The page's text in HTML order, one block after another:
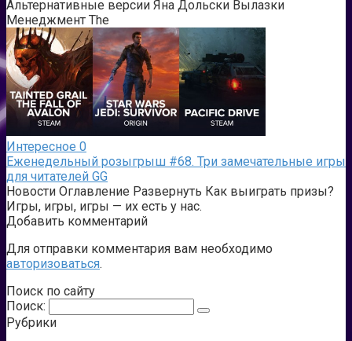
Альтернативные версии Яна Дольски Вылазки
Менеджмент The
Интересное 0
Еженедельный розыгрыш #68. Три замечательные игры
для читателей GG
Новости Оглавление Развернуть Как выиграть призы?
Игры, игры, игры — их есть у нас.
Добавить комментарий
Для отправки комментария вам необходимо
авторизоваться.
Поиск по сайту
Поиск:
Рубрики